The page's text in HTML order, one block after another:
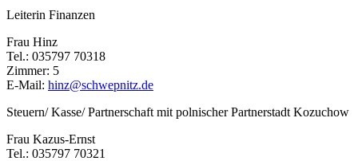
Leiterin Finanzen
Frau Hinz
Tel.: 035797 70318
Zimmer: 5
E-Mail: hinz@schwepnitz.de
Steuern/ Kasse/ Partnerschaft mit polnischer Partnerstadt Kozuchow
Frau Kazus-Ernst
Tel.: 035797 70321